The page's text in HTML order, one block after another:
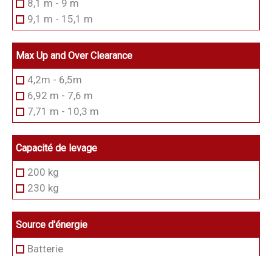
8,1 m - 9 m
9,1 m - 15,1 m
Max Up and Over Clearance
4,2m - 6,5m
6,92 m - 7,6 m
7,71 m - 10,3 m
Capacité de levage
200 kg
230 kg
Source d'énergie
Batterie